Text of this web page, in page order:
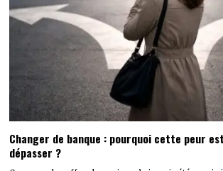
Changer de banque : pourquoi cette peur
dépasser ?